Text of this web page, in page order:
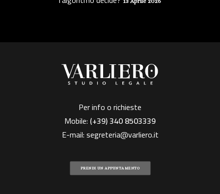
Per info o richieste
Mobile: (+39)340 8503339
E-mail:segreteria@varliero.it
PRENDI UN APPUNTAMENTO